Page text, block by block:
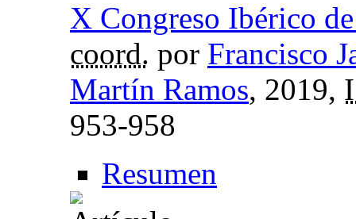
X Congreso Ibérico
coord. por Francisco
Martín Ramos, 2019,
953-958
Resumen